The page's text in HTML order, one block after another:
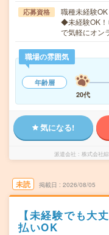
応募資格
職種未経験
◆未経験OK！
で気軽にオン
職場の雰囲気
年齢層
20代
気になる!
派遣会社 株式会社
未読 掲載日 2026/08/05
【未経験でも大
払いOK